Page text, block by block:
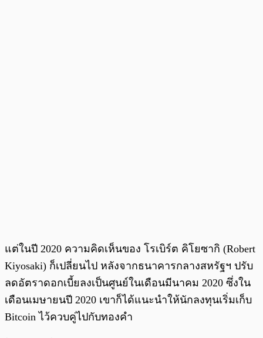
แต่ในปี 2020 ความคิดเห็นของ โรเบิร์ต คิโยซากิ (Robert
Kiyosaki) ก็เปลี่ยนไป หลังจากธนาคารกลางสหรัฐฯ ปรับ
ลดอัตราดอกเบี้ยลงเป็นศูนย์ในเดือนมีนาคม 2020 ซึ่งใน
เดือนเมษายนปี 2020 เขาก็ได้แนะนำให้นักลงทุนเริ่มเก็บ
Bitcoin ไว้ควบคู่ไปกับทองคำ